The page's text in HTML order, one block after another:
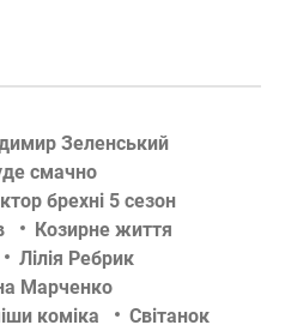
Зеленський
смачно
брехні 5 сезон
Козирне життя
Лілія Ребрик
Марченко
коміка
Світанок